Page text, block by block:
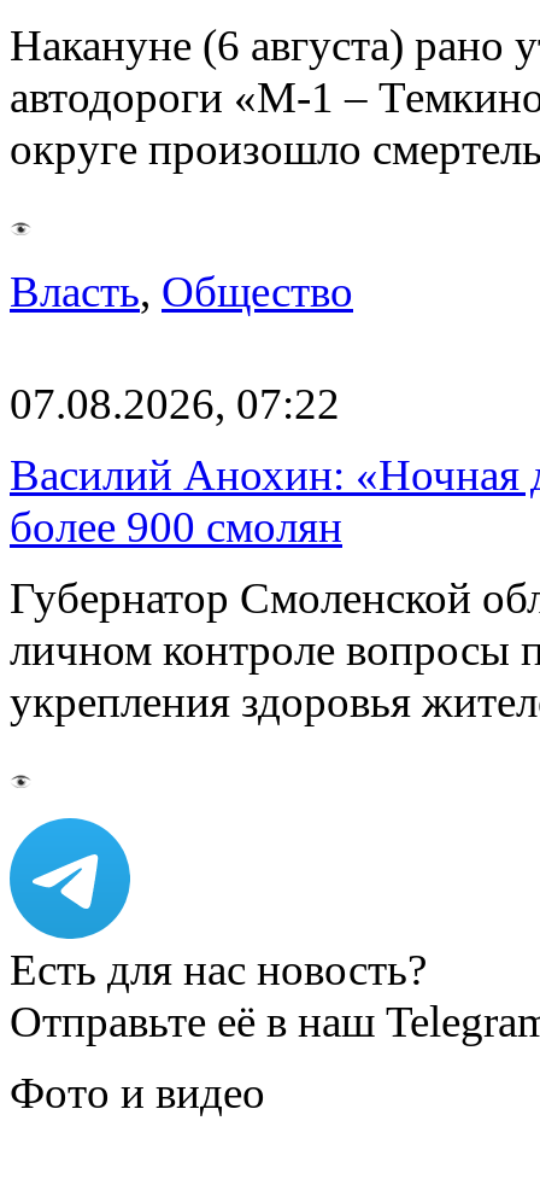
Накануне (6 августа) рано
автодороги «М-1 –
округе произошло
Власть, Общество
07.08.2026, 07:22
Василий Анохин: «Ночная
более 900 смолян
Губернатор Смоленской
личном контроле вопросы
укрепления здоровья
Есть для нас новость?
Отправьте её в наш
Фото и видео